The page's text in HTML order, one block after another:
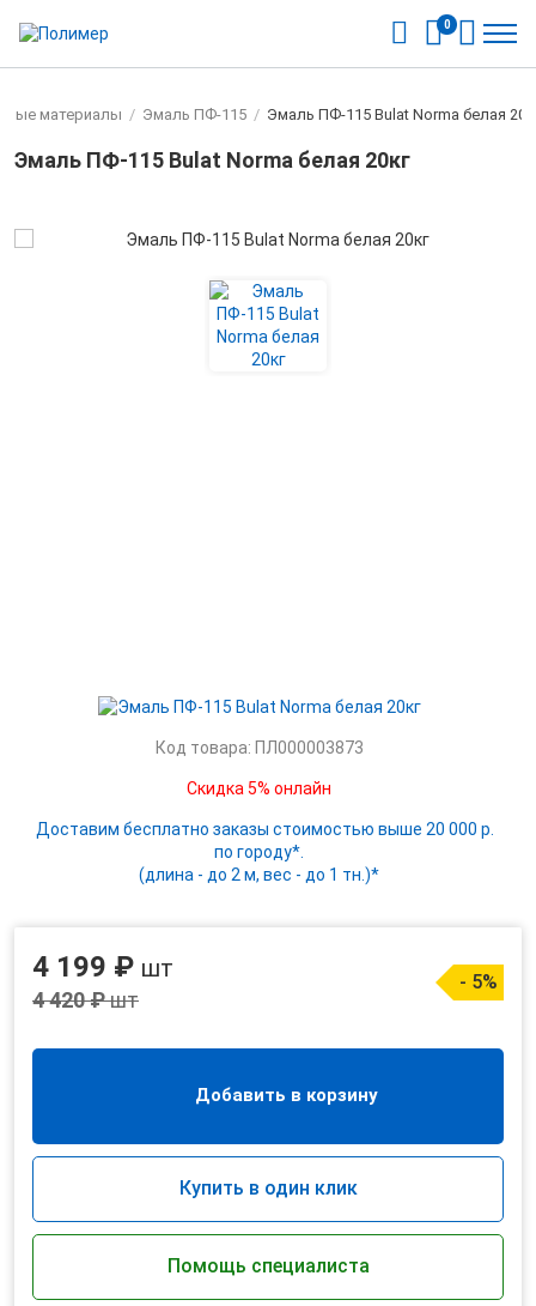
0
материалы / Эмаль ПФ-115 / Эмаль ПФ-115 Bulat Norma белая
Эмаль ПФ-115 Bulat Norma белая 20кг
Код товара: ПЛ000003873
Скидка 5% онлайн
Доставим бесплатно заказы стоимостью выше 20 000 р.
по городу*.
(длина - до 2 м, вес - до 1 тн.)*
4 199 ₽ шт
4 420 ₽шт
- 5%
Добавить в корзину
Купить в один клик
Помощь специалиста